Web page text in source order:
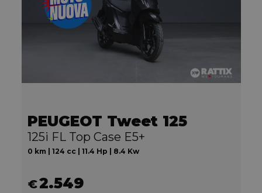
PEUGEOT Tweet 125
125i FL Top Case E5+
0 km | 124 cc | 11.4 Hp | 8.4 Kw
€2.549